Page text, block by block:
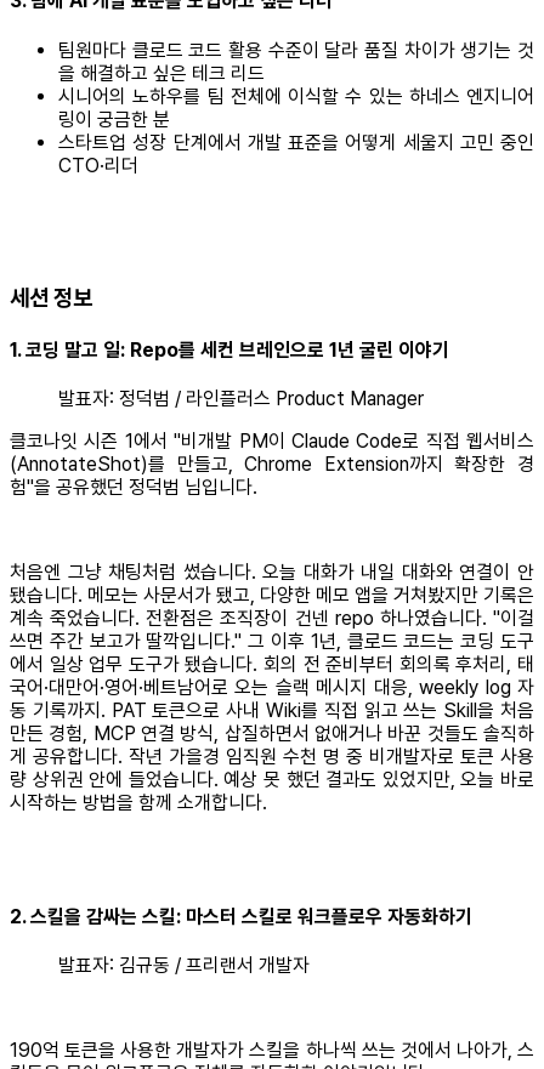
팀원마다 클로드 코드 활용 수준이 달라 품질 차이가 생기는 것
을 해결하고 싶은 테크 리드
시니어의 노하우를 팀 전체에 이식할 수 있는 하네스 엔지니어
링이 궁금한 분
스타트업 성장 단계에서 개발 표준을 어떻게 세울지 고민 중인
CTO·리더
세션 정보
1. 코딩 말고 일: Repo를 세컨 브레인으로 1년 굴린 이야기
발표자: 정덕범 / 라인플러스 Product Manager
클코나잇 시즌 1에서 "비개발 PM이 Claude Code로 직접 웹서비스
(AnnotateShot)를 만들고, Chrome Extension까지 확장한 경
험"을 공유했던 정덕범 님입니다.
처음엔 그냥 채팅처럼 썼습니다. 오늘 대화가 내일 대화와 연결이 안
됐습니다. 메모는 사문서가 됐고, 다양한 메모 앱을 거쳐봤지만 기록은
계속 죽었습니다. 전환점은 조직장이 건넨 repo 하나였습니다. "이걸
쓰면 주간 보고가 딸깍입니다." 그 이후 1년, 클로드 코드는 코딩 도구
에서 일상 업무 도구가 됐습니다. 회의 전 준비부터 회의록 후처리, 태
국어·대만어·영어·베트남어로 오는 슬랙 메시지 대응, weekly log 자
동 기록까지. PAT 토큰으로 사내 Wiki를 직접 읽고 쓰는 Skill을 처음
만든 경험, MCP 연결 방식, 삽질하면서 없애거나 바꾼 것들도 솔직하
게 공유합니다. 작년 가을경 임직원 수천 명 중 비개발자로 토큰 사용
량 상위권 안에 들었습니다. 예상 못 했던 결과도 있었지만, 오늘 바로
시작하는 방법을 함께 소개합니다.
2. 스킬을 감싸는 스킬: 마스터 스킬로 워크플로우 자동화하기
발표자: 김규동 / 프리랜서 개발자
190억 토큰을 사용한 개발자가 스킬을 하나씩 쓰는 것에서 나아가, 스